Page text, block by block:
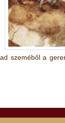
szeméből a